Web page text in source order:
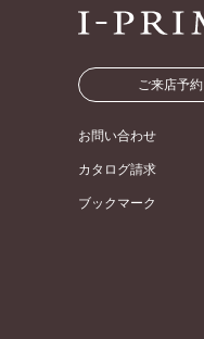
ご来店予約
お問い合わせ
カタログ請求
ブックマーク